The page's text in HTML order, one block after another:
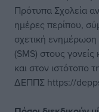
Πρότυπα Σχολεία
ημέρες περίπου,
σχετική
(SMS) στους
και στον ιστότοπο
ΔΕΠΠΣ https://